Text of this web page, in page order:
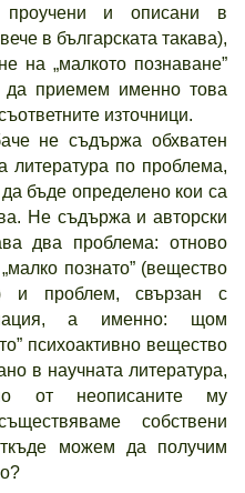
проучени и описани в
в българската такава),
на „малкото познаване”
приемем именно това
източници.
не съдържа обхватен
литература по проблема,
бъде определено кои са
Не съдържа и авторски
два проблема: отново
познато” (вещество
и проблем, свързан с
а именно: щом
психоактивно вещество
в научната литература,
от неописаните му
собствени
можем да получим